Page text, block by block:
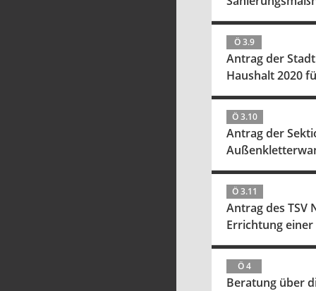
Ö 3.9
Antrag der
Haushalt 2020
Ö 3.10
Antrag der
Ö 3.11
Antrag des TSV
Errichtung einer
Ö 4
Beratung über